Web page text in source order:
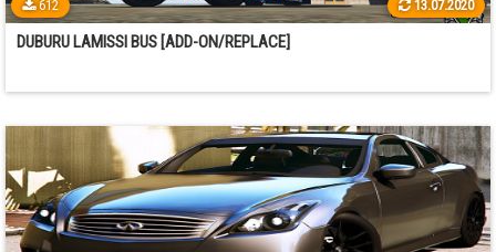
612 13.07.2020
DUBURU LAMISSI BUS [ADD-ON/REPLACE]